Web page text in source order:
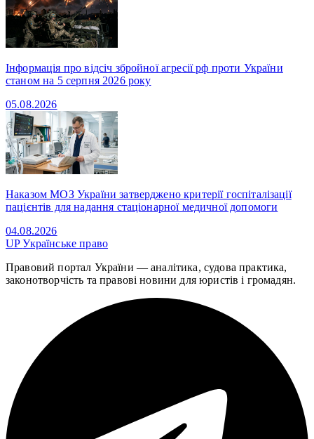
Інформація про відсіч збройної агресії рф проти України
станом на 5 серпня 2026 року
05.08.2026
Наказом МОЗ України затверджено критерії госпіталізації
пацієнтів для надання стаціонарної медичної допомоги
04.08.2026
UPУкраїнське право
Правовий портал України — аналітика, судова практика,
законотворчість та правові новини для юристів і громадян.